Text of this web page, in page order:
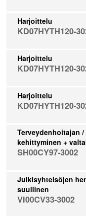
Harjoittelu
KD07HYTH120-
Harjoittelu
KD07HYTH120-
Harjoittelu
KD07HYTH120-
Terveydenhoitajan
kehittyminen +
SH00CY97-3002
Julkisyhteisöjen
suullinen
VI00CV33-3002